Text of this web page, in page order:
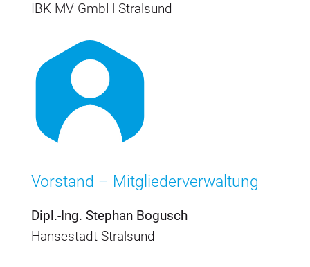
IBK MV GmbH Stralsund
Vorstand – Mitgliederverwaltung
Dipl.-Ing. Stephan Bogusch
Hansestadt Stralsund